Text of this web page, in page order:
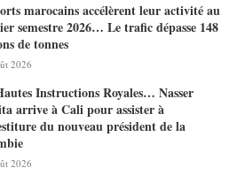
marocains accélèrent leur activité au
semestre 2026… Le trafic dépasse 148
de tonnes
2026
Instructions Royales… Nasser
arrive à Cali pour assister à
du nouveau président de la
2026